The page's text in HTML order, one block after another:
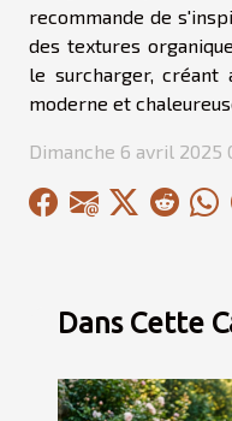
recommande de
des textures
le surcharger, créant
moderne et
Dimanche 6 avril 2025
Dans Cette